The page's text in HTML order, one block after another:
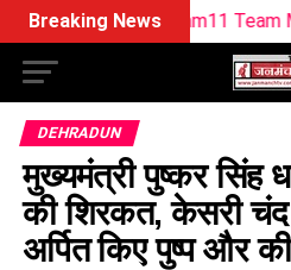
Breaking News
Dream11 Team Match 24 |
DEHRADUN
मुख्यमंत्री पुष्कर सिंह
की शिरकत, केसरी चंद
अर्पित किए पुष्प और